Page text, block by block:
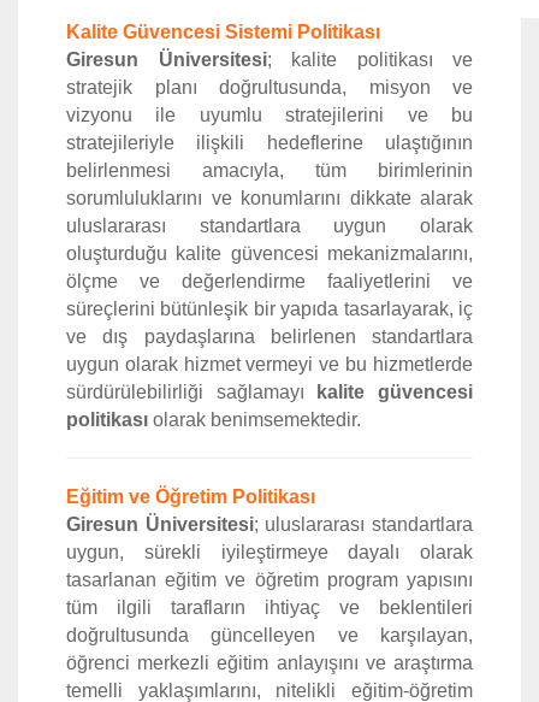
Kalite Güvencesi Sistemi Politikası
Giresun Üniversitesi; kalite politikası ve
stratejik planı doğrultusunda, misyon ve
vizyonu ile uyumlu stratejilerini ve bu
stratejileriyle ilişkili hedeflerine ulaştığının
belirlenmesi amacıyla, tüm birimlerinin
sorumluluklarını ve konumlarını dikkate alarak
uluslararası standartlara uygun olarak
oluşturduğu kalite güvencesi mekanizmalarını,
ölçme ve değerlendirme faaliyetlerini ve
süreçlerini bütünleşik bir yapıda tasarlayarak, iç
ve dış paydaşlarına belirlenen standartlara
uygun olarak hizmet vermeyi ve bu hizmetlerde
sürdürülebilirliği sağlamayı
kalite güvencesi
politikası olarak benimsemektedir.
Eğitim ve Öğretim Politikası
Giresun Üniversitesi; uluslararası standartlara
uygun, sürekli iyileştirmeye dayalı olarak
tasarlanan eğitim ve öğretim program yapısını
tüm ilgili tarafların ihtiyaç ve beklentileri
doğrultusunda güncelleyen ve karşılayan,
öğrenci merkezli eğitim anlayışını ve araştırma
temelli yaklaşımlarını, nitelikli eğitim-öğretim